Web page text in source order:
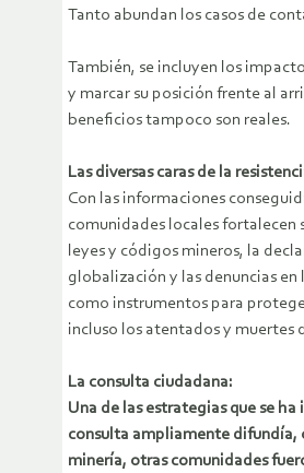
Tanto abundan los casos de
También, se incluyen los
y marcar su posición frente al
beneficios tampoco son reales.
Las diversas caras de la
Con las informaciones
comunidades locales fortalecen
leyes y códigos mineros, la
globalización y las denuncias en
como instrumentos para
incluso los atentados y muertes
La consulta ciudadana:
Una de las estrategias que se
consulta ampliamente difundía,
minería, otras comunidades